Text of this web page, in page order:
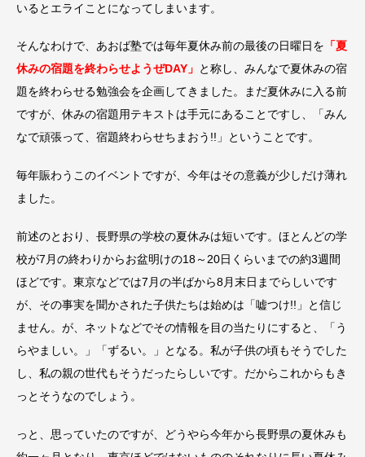
いるとエライことになってしまいます。
そんなわけで、あおば塾では毎年夏休み前の最後の日曜日を 「夏
休みの宿題を終わらせようぜDAY」 と称し、みんなで夏休みの宿
題を終わらせる勉強会を企画してきました。まだ夏休みに入る前
ですが、休みの宿題用テキストは手元にあることですし、「みん
なで頑張って、宿題終わらせちまおう!!」ということです。
毎年賑わうこのイベントですが、今年はその意義が少しだけ薄れ
ました。
前述のとおり、長野県の学校の夏休みは短いです。ほとんどの学
校が7月の終わりからお盆明けの18～20日くらいまでの約3週間
ほどです。東京などでは7月の半ばから8月末日までらしいです
が、その事実を聞かされた子供たちは始めは「嘘つけ!!」と信じ
ません。が、ネットなどでその情報を目の当たりにすると、「う
らやましい。」「ずるい。」となる。私が子供の頃もそうでした
し、私の親の世代もそうだったらしいです。だからこれからもき
っとそうなのでしょう。
っと、思っていたのですが、どうやら今年から長野県の夏休みも